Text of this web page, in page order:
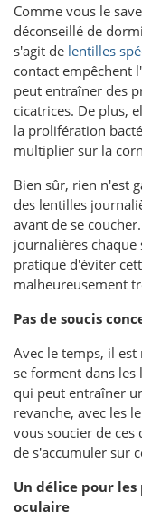
Comme vous le
déconseillé de
s'agit de lentilles
contact empêchent
peut entraîner des
cicatrices. De plus,
la prolifération
multiplier sur la
Bien sûr, rien n'est
des lentilles
avant de se
journalières
pratique d'éviter
malheureusement
Pas de soucis
Avec le temps, il
se forment dans
qui peut entraîner
revanche, avec les
vous soucier de
de s'accumuler sur
Un délice pour les
oculaire